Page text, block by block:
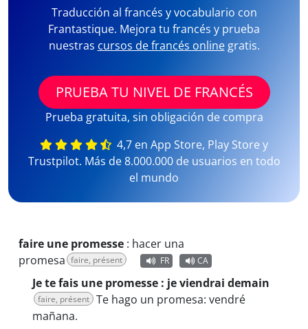
Traducción al francés y vocabulario con
Frantastique. Mejora tu francés y prueba
nuestras cursos de francés onlinegratis.
PRUEBA TU NIVEL DE FRANCÉS
Prueba gratuita, sin obligación de compra
4,7 en App Store, Play Store y
Trustpilot. Más de 8.000.000 de usuarios en todo
el mundo
faire une promesse : hacer una
promesa faire, présent FR CA
Je te fais une promesse : je viendrai demain
faire, présent Te hago un promesa: vendré
mañana.